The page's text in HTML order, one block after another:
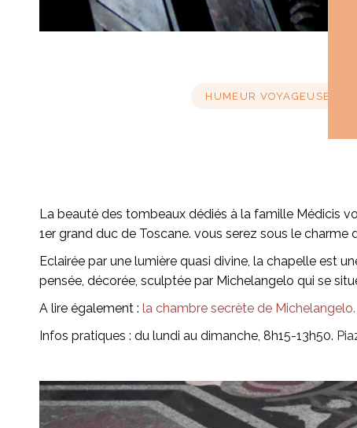
HUMEUR VOYAGEUSE
La beauté des tombeaux dédiés à la famille Médicis
1er grand duc de Toscane. vous serez sous le
Eclairée par une lumière quasi divine, la chapelle est
pensée, décorée, sculptée par Michelangelo qui se
A lire également : la chambre secrète de Michelangelo.
Infos pratiques : du lundi au dimanche, 8h15-13h50.